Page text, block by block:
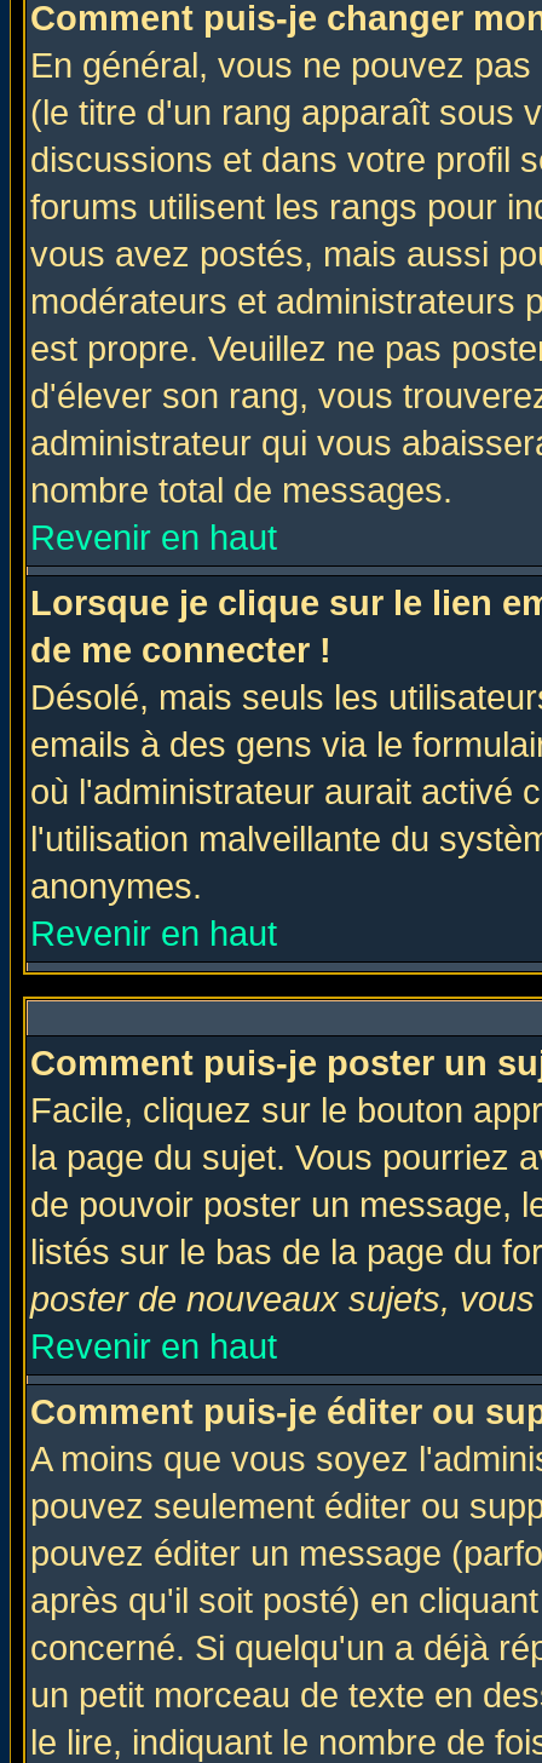
Comment puis-je changer
En général, vous ne pouvez
(le titre d'un rang apparaît sous
discussions et dans votre profil
forums utilisent les rangs pour
vous avez postés, mais aussi
modérateurs et administrateurs
est propre. Veuillez ne pas
d'élever son rang, vous
administrateur qui vous
nombre total de messages.
Revenir en haut
Lorsque je clique sur le lien
de me connecter !
Désolé, mais seuls les
emails à des gens via le
où l'administrateur aurait activé
l'utilisation malveillante du
anonymes.
Revenir en haut
Comment puis-je poster un
Facile, cliquez sur le bouton
la page du sujet. Vous pourriez
de pouvoir poster un message,
listés sur le bas de la page du
poster de nouveaux sujets,
Revenir en haut
Comment puis-je éditer ou
A moins que vous soyez
pouvez seulement éditer ou
pouvez éditer un message
après qu'il soit posté) en
concerné. Si quelqu'un a déjà
un petit morceau de texte en
le lire, indiquant le nombre de